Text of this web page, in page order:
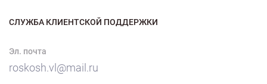
СЛУЖБА КЛИЕНТСКОЙ ПОДДЕРЖКИ
Эл. почта
roskosh.vl@mail.ru